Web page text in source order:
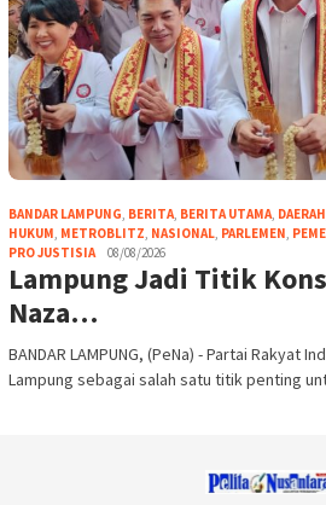
BANDAR LAMPUNG BERITA BERITA UTAMA DAERAH
HUKUM METROBLITZ NASIONAL PARLEMEN
PRO JUSTISIA
08/08/2026
Lampung Jadi Titik
Naza…
BANDAR LAMPUNG, (PeNa) - Partai Rakyat
Lampung sebagai salah satu titik penting